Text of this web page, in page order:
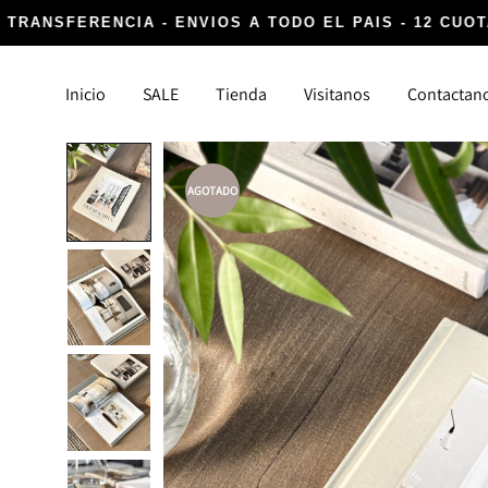
Inicio SALE Tienda
DECORACIÓN
Canastos y Fibras
Cocina, Lavanderia y Baño
Detalles infaltables
Iluminación
Vasijas y Floreros
TEXTIL
Para la
Visitanos
AGOTADO
- ENVIOS A TODO EL PAIS - 12